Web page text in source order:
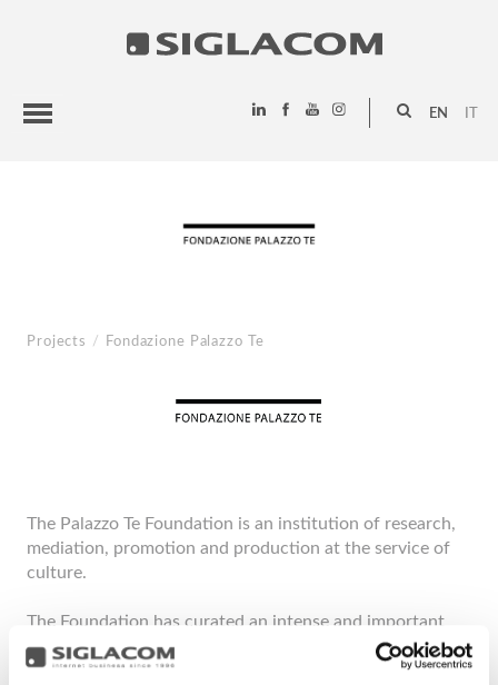
EN
Projects / Fondazione Palazzo Te
The Palazzo Te Foundation is an institution of research,
mediation, promotion and production at the service of
culture.
The Foundation has curated an intense and important
program of international importance: there are over 50
exhibitions held in the fields of ancient and modern art,